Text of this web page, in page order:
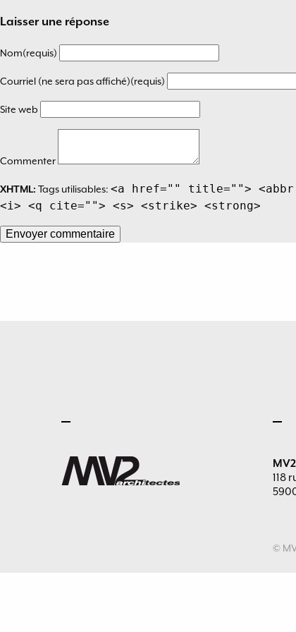
de
l’article
Laisser une réponse
Nom(requis)
Courriel (ne sera pas affiché)(requis)
Site web
Commenter
XHTML: Tags utilisables: <a href="" title=""> <abbr
<i> <q cite=""> <s> <strike> <strong>
118
©